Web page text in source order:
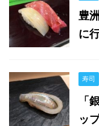
豊
に
寿司
「
ッ